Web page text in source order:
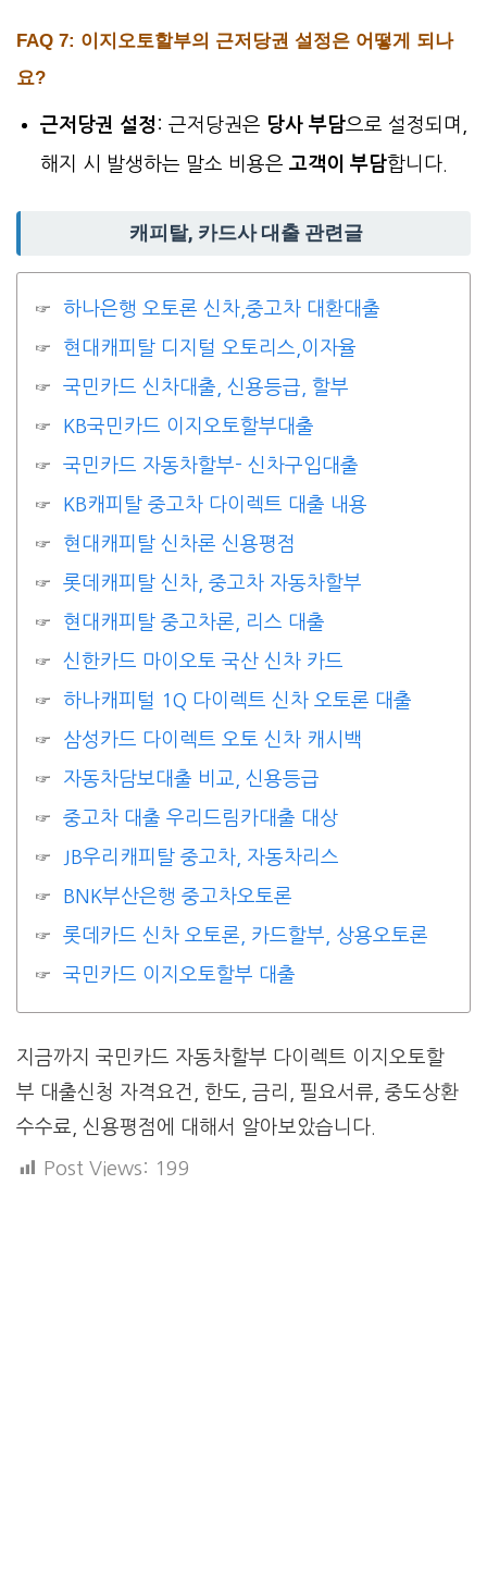
FAQ 7: 이지오토할부의 근저당권 설정은 어떻게 되나
요?
근저당권 설정 : 근저당권은 당사 부담으로 설정되며,
해지 시 발생하는 말소 비용은 고객이 부담합니다.
캐피탈, 카드사 대출 관련글
하나은행 오토론 신차,중고차 대환대출
현대캐피탈 디지털 오토리스,이자율
국민카드 신차대출, 신용등급, 할부
KB국민카드 이지오토할부대출
국민카드 자동차할부- 신차구입대출
KB캐피탈 중고차 다이렉트 대출 내용
현대캐피탈 신차론 신용평점
롯데캐피탈 신차, 중고차 자동차할부
현대캐피탈 중고차론, 리스 대출
신한카드 마이오토 국산 신차 카드
하나캐피털 1Q 다이렉트 신차 오토론 대출
삼성카드 다이렉트 오토 신차 캐시백
자동차담보대출 비교, 신용등급
중고차 대출 우리드림카대출 대상
JB우리캐피탈 중고차, 자동차리스
BNK부산은행 중고차오토론
롯데카드 신차 오토론, 카드할부, 상용오토론
국민카드 이지오토할부 대출
지금까지 국민카드 자동차할부 다이렉트 이지오토할
부 대출신청 자격요건, 한도, 금리, 필요서류, 중도상환
수수료, 신용평점에 대해서 알아보았습니다.
Post Views: 199